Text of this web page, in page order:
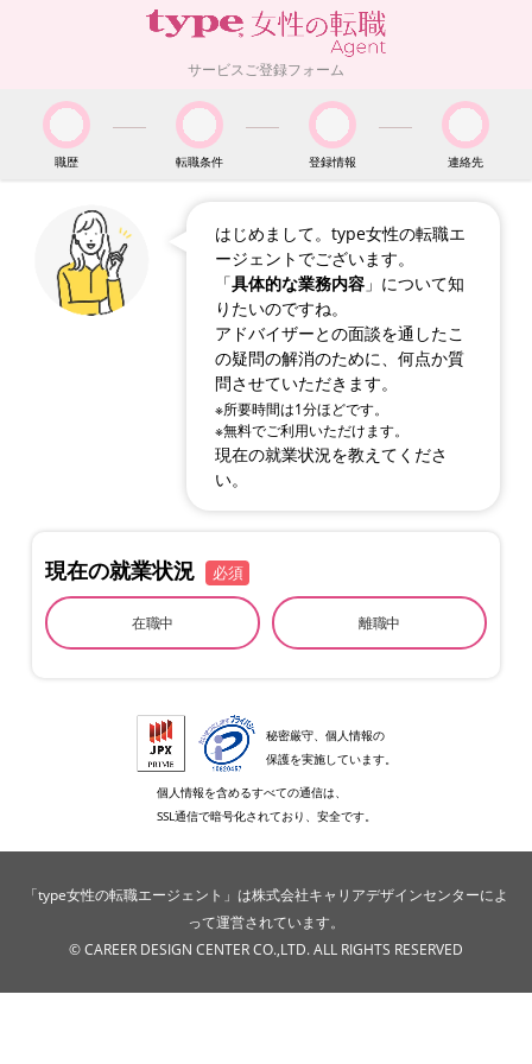
サービスご登録フォーム
職歴 転職条件 登録情報 連絡先
はじめまして。type女性の転職エ
ージェントでございます。
「具体的な業務内容」について知
りたいのですね。
アドバイザーとの面談を通したこ
の疑問の解消のために、何点か質
問させていただきます。
※所要時間は1分ほどです。
※無料でご利用いただけます。
現在の就業状況を教えてくださ
い。
現在の就業状況 必須
在職中 離職中
秘密厳守、個人情報の
保護を実施しています。
個人情報を含めるすべての通信は、
SSL通信で暗号化されており、安全です。
「type女性の転職エージェント」は株式会社キャリアデザインセンターによ
って運営されています。
© CAREER DESIGN CENTER CO.,LTD. ALL RIGHTS RESERVED